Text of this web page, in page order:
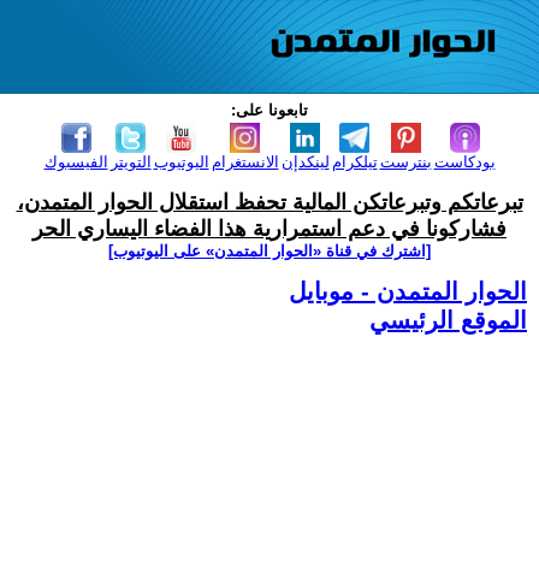
تابعونا على:
الفيسبوك التويتر اليوتيوب الانستغرام لينكدإن تيلكرامبنترست بودكاست
تبرعاتكم وتبرعاتكن المالية تحفظ استقلال الحوار المتمدن،
فشاركونا في دعم استمرارية هذا الفضاء اليساري الحر
[اشترك في قناة ‫«الحوار المتمدن» على اليوتيوب]
الحوار المتمدن - موبايل
الموقع الرئيسي